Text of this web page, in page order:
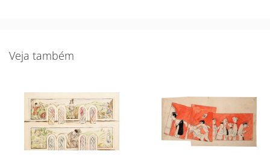
Veja também